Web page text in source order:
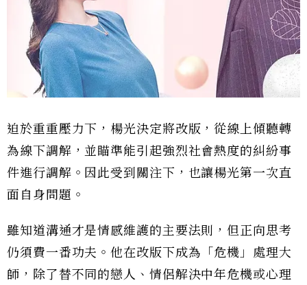
迫於重重壓力下，楊光決定將改版，從線上傾聽轉
為線下調解，並瞄準能引起強烈社會熱度的糾紛事
件進行調解。因此受到關注下，也讓楊光第一次直
面自身問題。
雖知道溝通才是情感維護的主要法則，但正向思考
仍須費一番功夫。他在改版下成為「危機」處理大
師，除了替不同的戀人、情侶解決中年危機或心理